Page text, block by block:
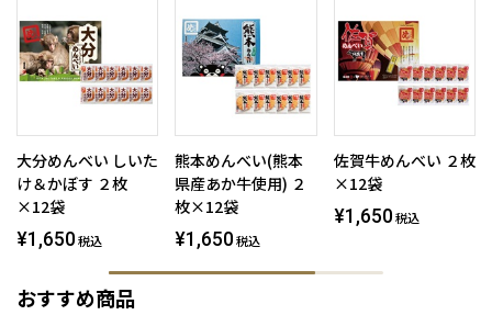
大分めんべい しいた
け＆かぼす ２枚
×12袋
¥1,650 税込
熊本めんべい(熊本
県産あか牛使用) ２
枚×12袋
¥1,650 税込
佐賀牛めんべい ２枚
×12袋
¥1,650 税込
おすすめ商品